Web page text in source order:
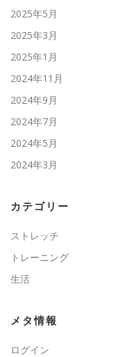
2025年5月
2025年3月
2025年1月
2024年11月
2024年9月
2024年7月
2024年5月
2024年3月
カテゴリー
ストレッチ
トレーニング
生活
メタ情報
ログイン